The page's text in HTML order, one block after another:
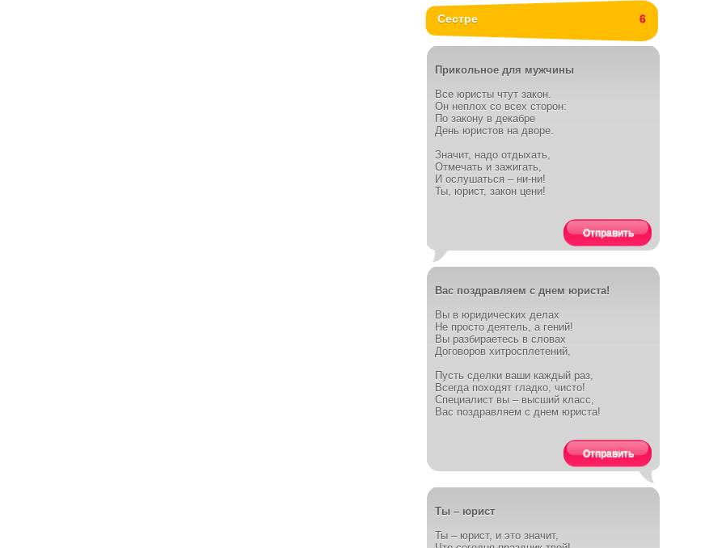
Сестре 6
Прикольное для мужчины
Все юристы чтут закон.
Он неплох со всех сторон:
По закону в декабре
День юристов на дворе.
Значит, надо отдыхать,
Отмечать и зажигать,
И ослушаться – ни-ни!
Ты, юрист, закон цени!
Отправить
Вас поздравляем с днем юриста!
Вы в юридических делах
Не просто деятель, а гений!
Вы разбираетесь в словах
Договоров хитросплетений,
Пусть сделки ваши каждый раз,
Всегда походят гладко, чисто!
Специалист вы – высший класс,
Вас поздравляем с днем юриста!
Отправить
Ты – юрист
Ты – юрист, и это значит,